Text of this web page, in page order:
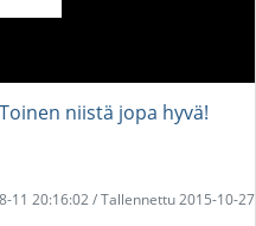
niistä jopa hyvä!
11 20:16:02 / Tallennettu 2015-10-27